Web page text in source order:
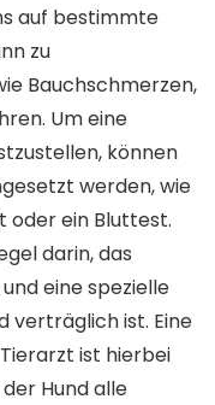
auf bestimmte
zu
Bauchschmerzen,
Um eine
können
werden, wie
oder ein Bluttest.
darin, das
eine spezielle
verträglich ist. Eine
ist hierbei
Hund alle